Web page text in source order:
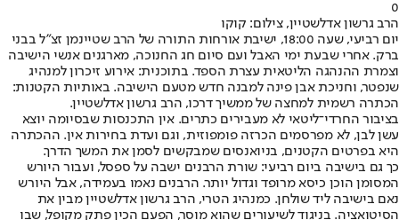
0
הרב גרשון אדלשטיין, צילום: קוקו
יום רביעי, שעה 18:00, ישיבת אורחות התורה של הרב שטיינמן זצ"ל בבני
ברק. אחרי שבעת ימי האבל ועם סיום חג החנוכה, מארגנים אנשי הישיבה
וצמרת ההנהגה הליטאית עצרת הספד. בתוכנית: אירוע זיכרון למנהיג
שנפטר, וחניכת אבן פינה למבנה חדש מטעם הישיבה. באותיות הקטנות:
הכתרה רשמית למחצה של ממשיך דרכו, הרב גרשון אדלשטיין.
בציבור החרדי־ליטאי לא מעבירים כתרים. אין התכנסות שבסיומה יוצא
עשן לבן, לא מפרסמים הכרזה פומפוזית, וגם ועדת בחירות אין. ההכתרה
היא בפרטים הקטנים, בניואנסים שמבקשים לסמן את המשך הדרך.
כך גם בישיבה ביום רביעי: שורת הרבנים ישבה על ספסל, ועבור היורש
המסומן הוכן כיסא מרופד וגדול יותר. הרבנים נאמו בעמידה, אבל היורש
נאם בישיבה ליד שולחן. כמנהיג הטרי, הרב גרשון אדלשטיין מבין את
הסיטואציה. בניגוד לשיעורים שהוא מוסר, הפעם הכין פתק מקופל, שבו